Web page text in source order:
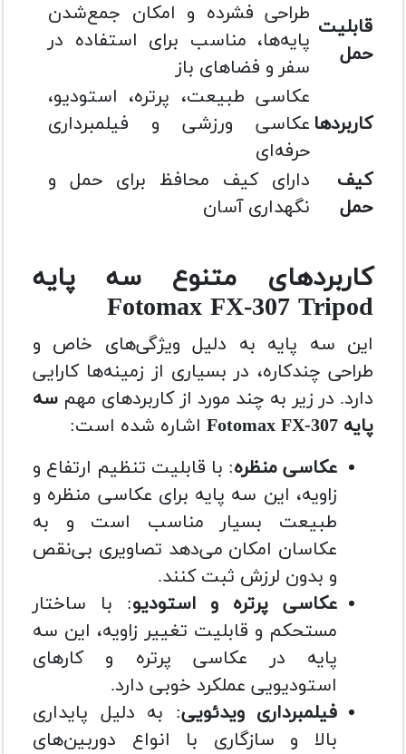
قابلیت
حمل
طراحی فشرده و امکان جمع‌شدن
پایه‌ها، مناسب برای استفاده در
سفر و فضاهای باز
کاربردها
عکاسی طبیعت، پرتره، استودیو،
عکاسی ورزشی و فیلمبرداری
حرفه‌ای
کیف
حمل
دارای کیف محافظ برای حمل و
نگهداری آسان
کاربردهای متنوع سه پایه
Fotomax FX-307 Tripod
این سه پایه به دلیل ویژگی‌های خاص و
طراحی چندکاره، در بسیاری از زمینه‌ها کارایی
دارد. در زیر به چند مورد از کاربردهای مهم سه
پایه Fotomax FX-307
اشاره شده است:
عکاسی منظره: با قابلیت تنظیم ارتفاع و
زاویه، این سه پایه برای عکاسی منظره و
طبیعت بسیار مناسب است و به
عکاسان امکان می‌دهد تصاویری بی‌نقص
و بدون لرزش ثبت کنند.
عکاسی پرتره و استودیو: با ساختار
مستحکم و قابلیت تغییر زاویه، این سه
پایه در عکاسی پرتره و کارهای
استودیویی عملکرد خوبی دارد.
فیلمبرداری ویدئویی: به دلیل پایداری
بالا و سازگاری با انواع دوربین‌های